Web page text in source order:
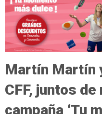
Martín Martín
CFF, juntos
campaña ‘Tu